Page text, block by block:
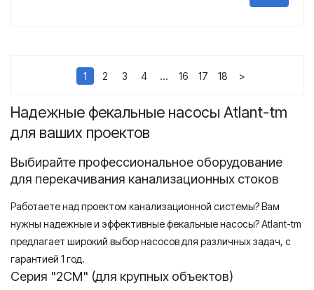
1 2 3 4 … 16 17 18 >
Надежные фекальные насосы Atlant-tm
для ваших проектов
Выбирайте профессиональное оборудование
для перекачивания канализационных стоков
Работаете над проектом канализационной системы? Вам
нужны надежные и эффективные фекальные насосы? Atlant-tm
предлагает широкий выбор насосов для различных задач, с
гарантией 1 год.
Серия "2СМ" (для крупных объектов)